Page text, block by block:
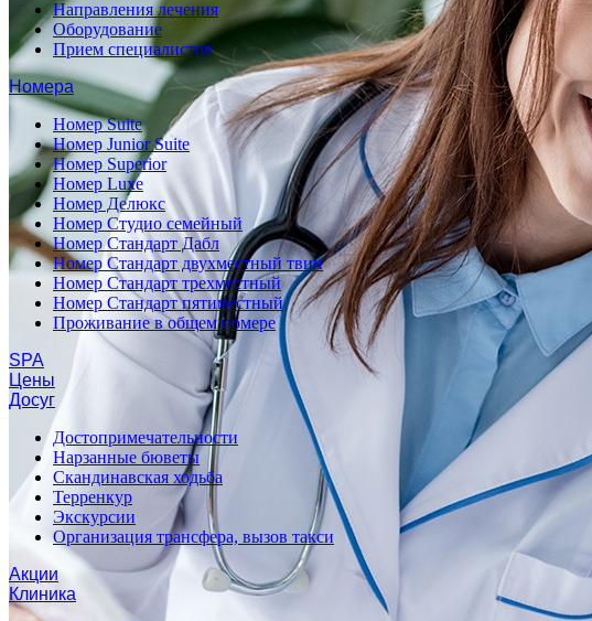
Направления лечения
Оборудование
Прием специалистов
Номера
Номер Suite
Номер Junior Suite
Номер Superior
Номер Luxe
Номер Делюкс
Номер Студио семейный
Номер Стандарт Дабл
Номер Стандарт двухместный твин
Номер Стандарт трехместный
Номер Стандарт пятиместный
Проживание в общем номере
SPA
Цены
Досуг
Достопримечательности
Нарзанные бюветы
Скандинавская ходьба
Терренкур
Экскурсии
Организация трансфера, вызов такси
Акции
Клиника